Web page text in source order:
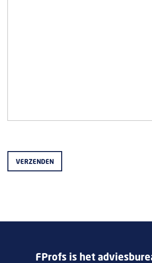
FProfs is het